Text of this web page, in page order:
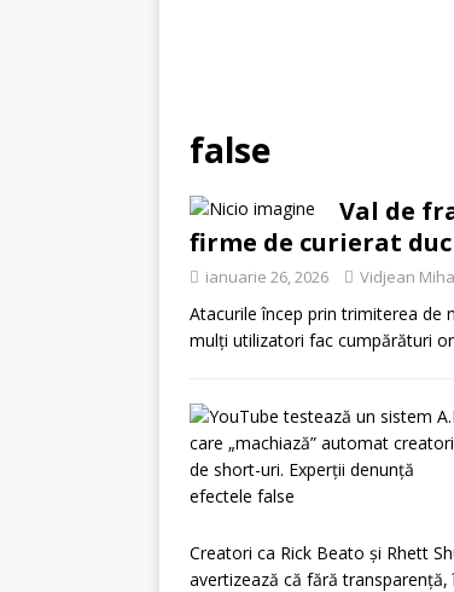
false
Val de
firme de curierat
ianuarie 26, 2026 Vidjean
Atacurile încep prin trimiterea de
mulți utilizatori fac cumpărături
Creatori ca Rick Beato și Rhett
avertizează că fără transparență,